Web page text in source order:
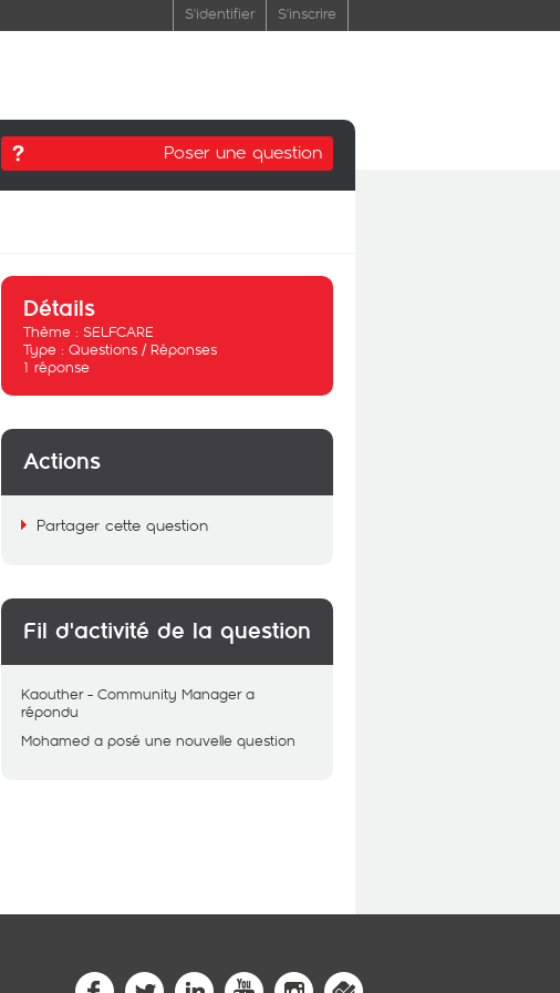
S'identifier S'inscrire
Poser une question
Détails
Thème : SELFCARE
Type : Questions / Réponses
1 réponse
Actions
Partager cette question
Fil d'activité de la question
Kaouther - Community Manager a
répondu
Mohamed a posé une nouvelle question